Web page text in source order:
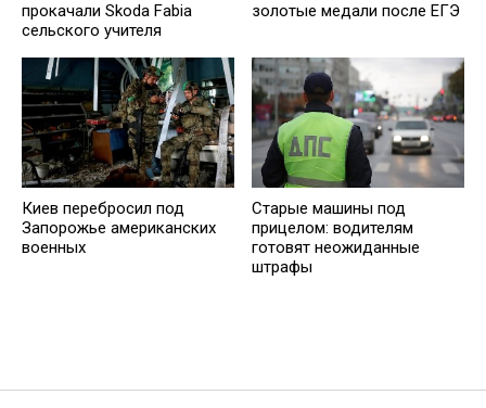
прокачали Skoda Fabia
сельского учителя
золотые медали после ЕГЭ
Киев перебросил под
Запорожье американских
военных
Старые машины под
прицелом: водителям
готовят неожиданные
штрафы